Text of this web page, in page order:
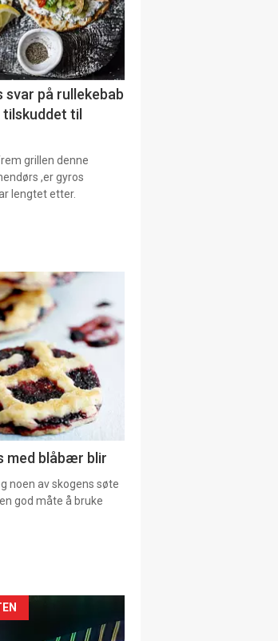
svar på rullekebab
til
grillen denne
,er gyros
lengtet etter.
med blåbær blir
noen av skogens søte
god måte å bruke